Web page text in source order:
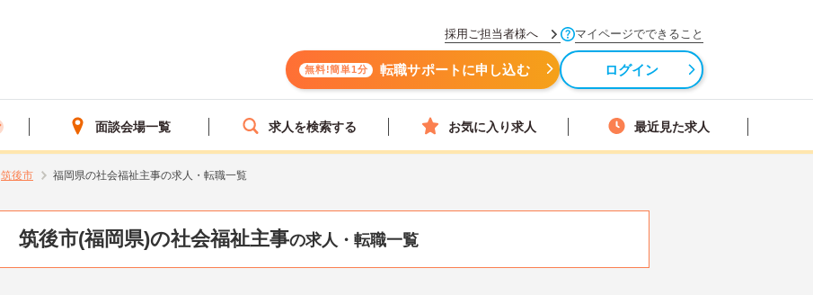
採用ご担当者様へ マイページでできること
無料!簡単1分 転職サポートに申し込む ログイン
面談会場一覧 求人を検索する お気に入り求人 最近見た求人
筑後市 福岡県の社会福祉主事の求人・転職一覧
筑後市(福岡県)の社会福祉主事の求人・転職一覧